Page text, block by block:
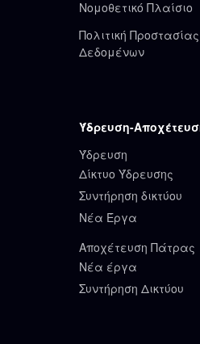
Νομοθετικό Πλαίσιο
Πολιτική
Δεδομένων
Ύδρευση-
Ύδρευση
Δίκτυο Ύδρευσης
Συντήρηση δικτύου
Νέα Έργα
Αποχέτευση Πάτρας
Νέα έργα
Συντήρηση Δικτύου